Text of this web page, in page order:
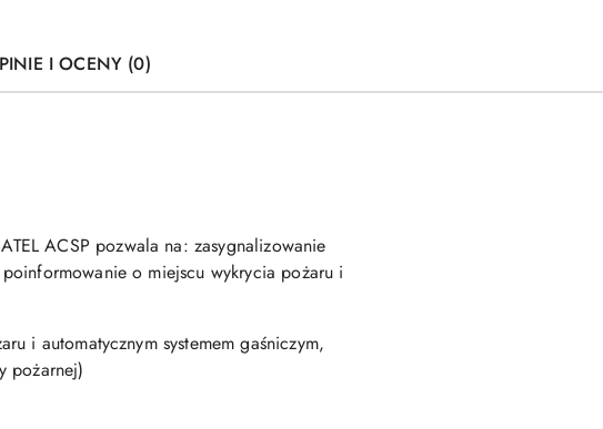
I OCENY (0)
ACSP pozwala na: zasygnalizowanie
o miejscu wykrycia pożaru i
i automatycznym systemem gaśniczym,
pożarnej)